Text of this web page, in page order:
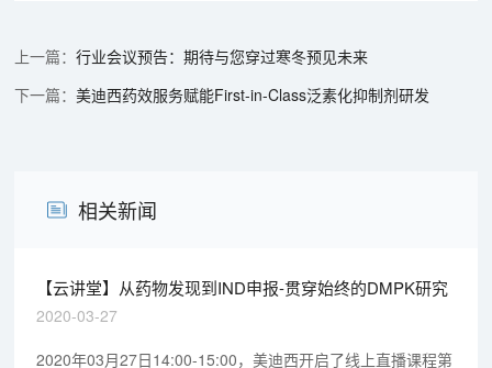
行业会议预告：期待与您穿过寒冬预见未来
美迪西药效服务赋能First-in-Class泛素化抑制剂研发
相关新闻
【云讲堂】从药物发现到IND申报-贯穿始终的DMPK研究
2020-03-27
2020年03月27日14:00-15:00，美迪西开启了线上直播课程第